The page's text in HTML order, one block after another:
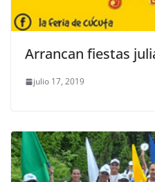
Arrancan fiestas
julio 17, 2019